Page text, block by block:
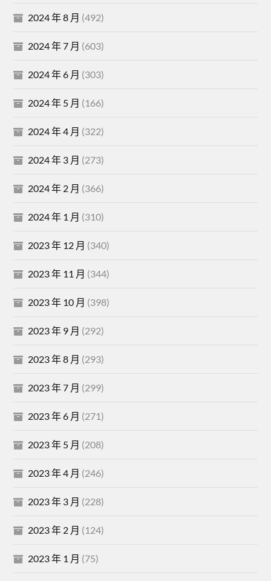
2024 年 8 月 (492)
2024 年 7 月 (603)
2024 年 6 月 (303)
2024 年 5 月 (166)
2024 年 4 月 (322)
2024 年 3 月 (273)
2024 年 2 月 (366)
2024 年 1 月 (310)
2023 年 12 月 (340)
2023 年 11 月 (344)
2023 年 10 月 (398)
2023 年 9 月 (292)
2023 年 8 月 (293)
2023 年 7 月 (299)
2023 年 6 月 (271)
2023 年 5 月 (208)
2023 年 4 月 (246)
2023 年 3 月 (228)
2023 年 2 月 (124)
2023 年 1 月 (75)